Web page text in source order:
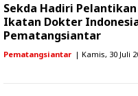
Sekda Hadiri
Ikatan Dokter
Pematangsiantar
Pematangsiantar | Kamis, 30 Juli